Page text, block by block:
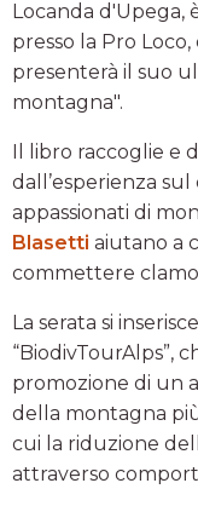
Locanda d'Upega,
presso la Pro Loco,
presenterà il suo
montagna".
Il libro raccoglie e
dall’esperienza
appassionati di
Blasetti aiutano a
commettere
La serata si
“BiodivTourAlps”,
promozione di un
della montagna
cui la riduzione
attraverso